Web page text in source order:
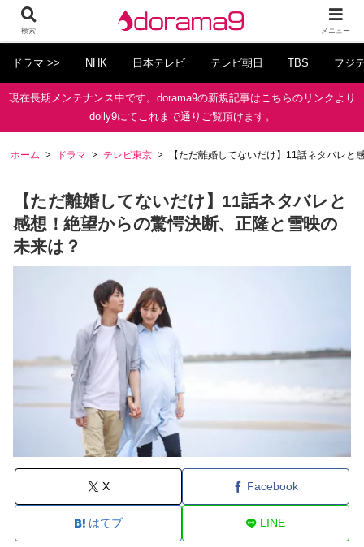
ドラマ >> NHK 日本テレビ テレビ朝日 TBS フジ
現在長期メンテナンス中です。dorama9の新規記事はこちらのリンクより
dolly9にてこれまで通りご覧頂けます。
ホーム ドラマ テレビ東京 【ただ離婚してないだけ】11話ネタバレ
【ただ離婚してないだけ】11話ネタバレと
感想！絶望からの驚愕決断、正隆と雪映の
未来は？
X Facebook
はてブ LINE
検索 メニュー